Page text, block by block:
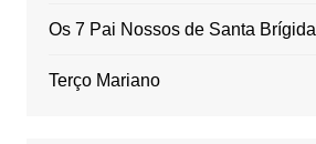
Os 7 Pai Nossos de Santa Brígida
Terço Mariano